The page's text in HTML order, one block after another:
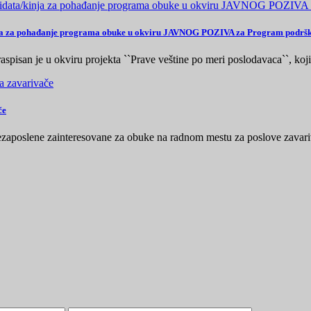
za pohađanje programa obuke u okviru JAVNOG POZIVA za Program
je u okviru projekta ``Prave veštine po meri poslodavaca``,
zainteresovane za obuke na radnom mestu za poslove